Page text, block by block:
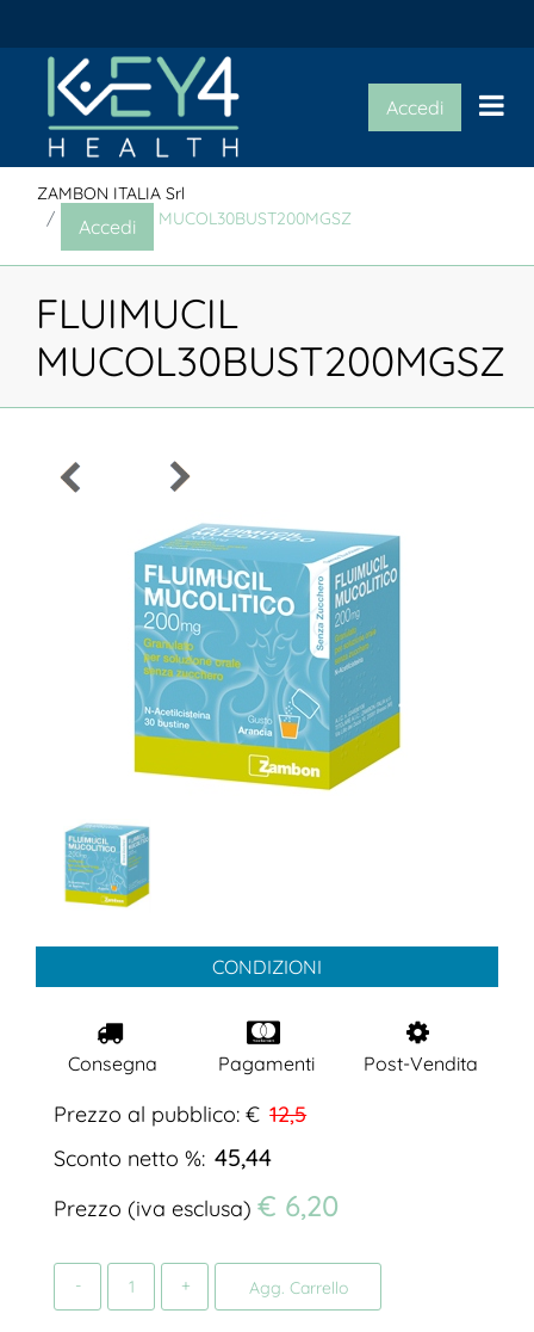
Accedi
Accedi
ZAMBON ITALIA Srl
FLUIMUCIL MUCOL30BUST200MGSZ
FLUIMUCIL
MUCOL30BUST200MGSZ
CONDIZIONI
Consegna Pagamenti Post-Vendita
Prezzo al pubblico: € 12,5
Sconto netto %: 45,44
Prezzo (iva esclusa) € 6,20
Agg. Carrello